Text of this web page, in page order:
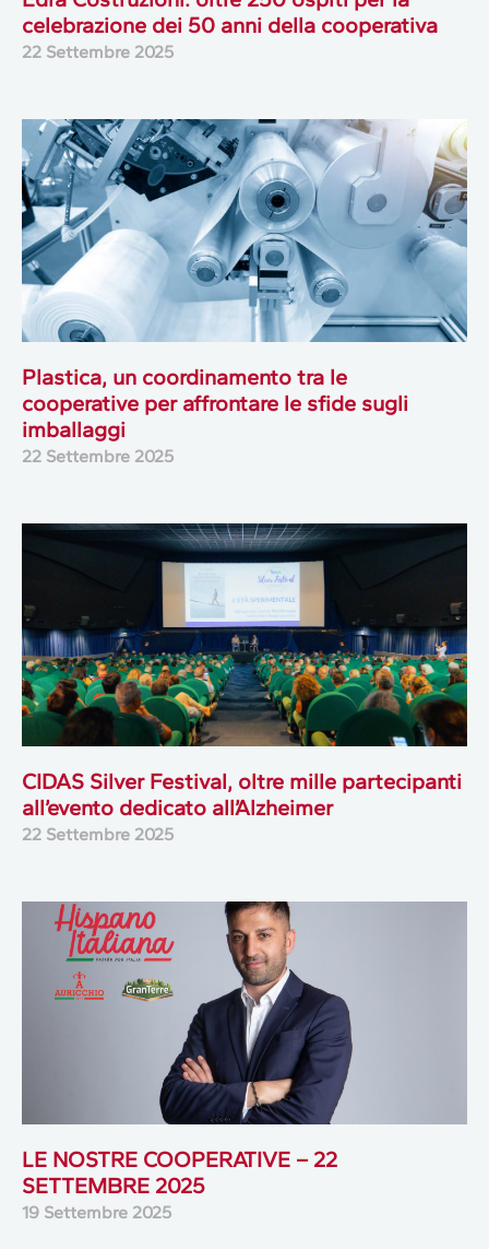
celebrazione dei 50 anni della cooperativa
22 Settembre 2025
Plastica, un coordinamento tra le
cooperative per affrontare le sfide sugli
imballaggi
22 Settembre 2025
CIDAS Silver Festival, oltre mille partecipanti
all’evento dedicato all’Alzheimer
22 Settembre 2025
LE NOSTRE COOPERATIVE – 22
SETTEMBRE 2025
19 Settembre 2025